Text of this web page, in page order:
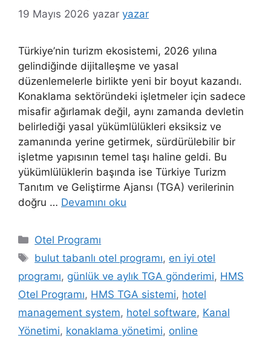
19 Mayıs 2026 yazar yazar
Türkiye’nin turizm ekosistemi, 2026 yılına
gelindiğinde dijitalleşme ve yasal
düzenlemelerle birlikte yeni bir boyut kazandı.
Konaklama sektöründeki işletmeler için sadece
misafir ağırlamak değil, aynı zamanda devletin
belirlediği yasal yükümlülükleri eksiksiz ve
zamanında yerine getirmek, sürdürülebilir bir
işletme yapısının temel taşı haline geldi. Bu
yükümlülüklerin başında ise Türkiye Turizm
Tanıtım ve Geliştirme Ajansı (TGA) verilerinin
doğru … Devamını oku
Kategoriler
Otel Programı
Etiketler
bulut tabanlı otel programı, en iyi otel
programı, günlük ve aylık TGA gönderimi, HMS
Otel Programı, HMS TGA sistemi, hotel
management system, hotel software, Kanal
Yönetimi, konaklama yönetimi, online